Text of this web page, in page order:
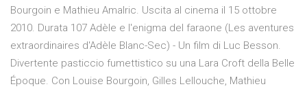
Bourgoin e Mathieu Amalric. Uscita al cinema il 15 ottobre
2010. Durata 107 Adèle e l'enigma del faraone (Les aventures
extraordinaires d'Adèle Blanc-Sec) - Un film di Luc Besson.
Divertente pasticcio fumettistico su una Lara Croft della Belle
Époque. Con Louise Bourgoin, Gilles Lellouche, Mathieu